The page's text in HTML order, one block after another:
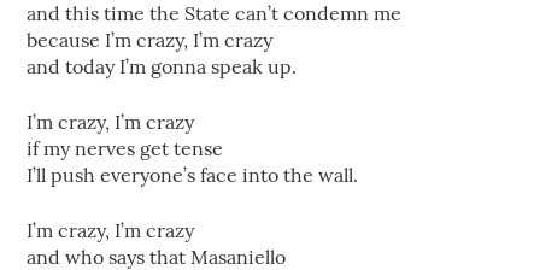
and this time the State can’t condemn me
because I’m crazy, I’m crazy
and today I’m gonna speak up.
I’m crazy, I’m crazy
if my nerves get tense
I’ll push everyone’s face into the wall.
I’m crazy, I’m crazy
and who says that Masaniello